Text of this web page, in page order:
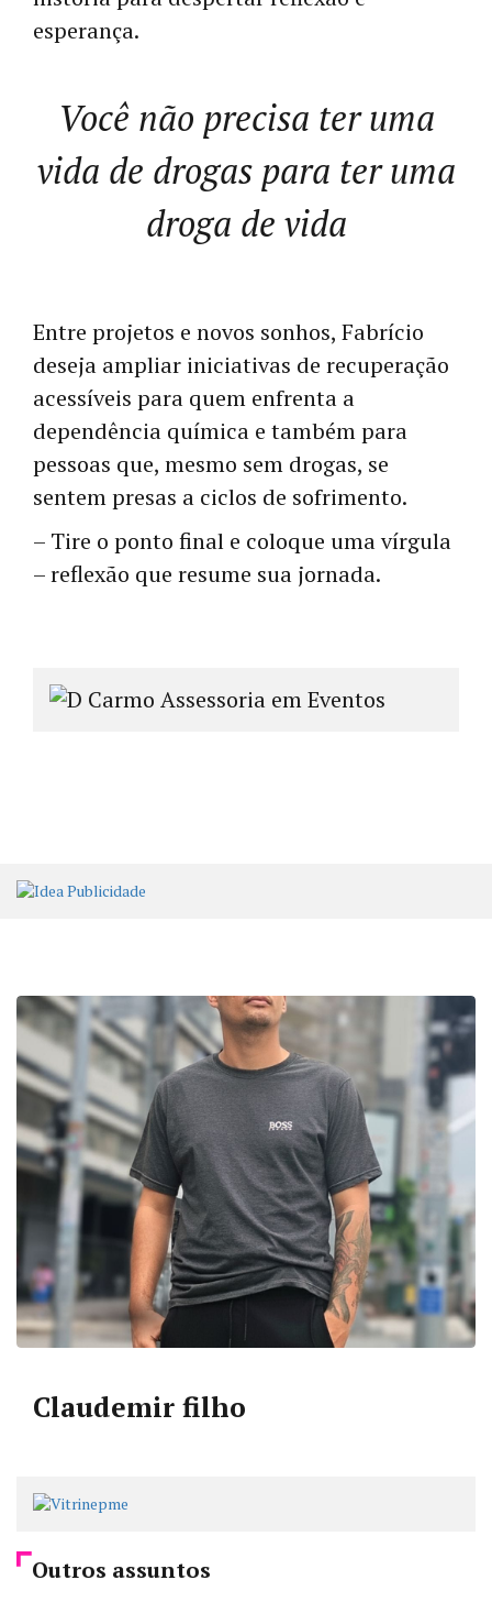
esperança.
Você não precisa ter uma
vida de drogas para ter uma
droga de vida
Entre projetos e novos sonhos, Fabrício
deseja ampliar iniciativas de recuperação
acessíveis para quem enfrenta a
dependência química e também para
pessoas que, mesmo sem drogas, se
sentem presas a ciclos de sofrimento.
– Tire o ponto final e coloque uma vírgula
– reflexão que resume sua jornada.
Claudemir filho
Outros assuntos